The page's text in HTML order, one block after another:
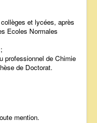
et lycées, après
Ecoles Normales
professionnel de Chimie
de Doctorat.
mention.